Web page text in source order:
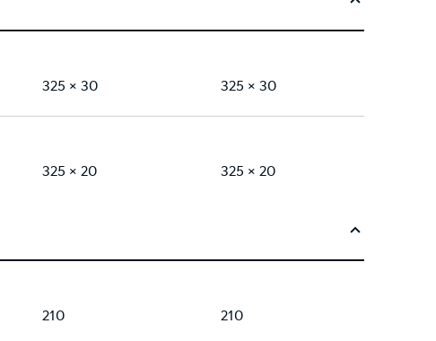
325 × 30 325 × 30
325 × 20 325 × 20
210 210